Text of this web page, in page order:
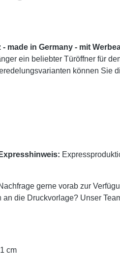
- made in Germany - mit
ein beliebter Türöffner für
können
Expresshinweis:
gerne vorab zur
die Druckvorlage? Unser
cm